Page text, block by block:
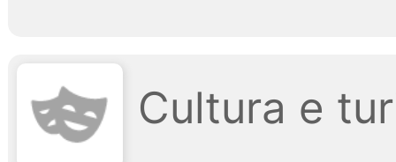
Cultura e